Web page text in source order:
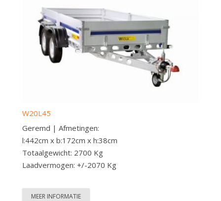
W20L45
Geremd | Afmetingen:
l:442cm x b:172cm x h:38cm
Totaalgewicht: 2700 Kg
Laadvermogen: +/-2070 Kg
MEER INFORMATIE